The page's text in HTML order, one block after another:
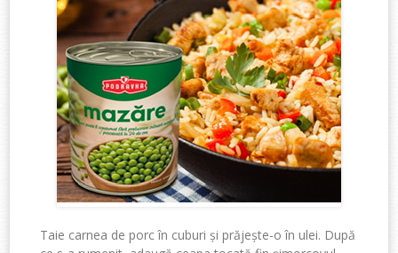
Taie carnea de porc în cuburi și prăjește-oîn ulei. După